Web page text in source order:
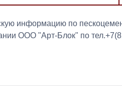
информацию по
ООО "Арт-Блок" по